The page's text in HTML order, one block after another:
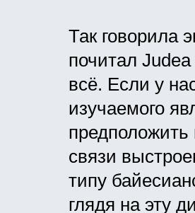
Так говорила
почитал
всё. Если у
изучаемого
предположить
связи
типу
глядя на эту